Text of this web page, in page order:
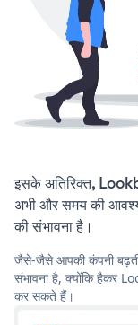
इसके अतिरिक्त,
अभी और समय की
की संभावना है।
जैसे-जैसे आपकी कंपनी बढ़ती
संभावना है, क्योंकि हैकर
कर सकते हैं।